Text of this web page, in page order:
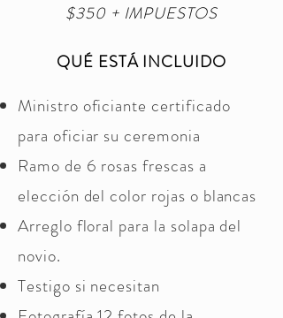
$350 + IMPUESTOS
QUÉ ESTÁ INCLUIDO
Ministro oficiante certificado
para oficiar su ceremonia
Ramo de 6 rosas frescas a
elección del color rojas o blancas
Arreglo floral para la solapa del
novio.
Testigo si necesitan